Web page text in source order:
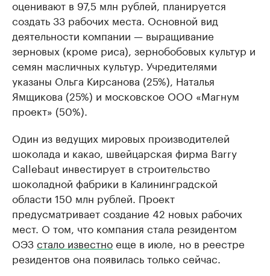
оценивают в 97,5 млн рублей, планируется
создать 33 рабочих места. Основной вид
деятельности компании — выращивание
зерновых (кроме риса), зернобобовых культур и
семян масличных культур. Учредителями
указаны Ольга Кирсанова (25%), Наталья
Ямщикова (25%) и московское ООО «Магнум
проект» (50%).
Один из ведущих мировых производителей
шоколада и какао, швейцарская фирма Barry
Callebaut инвестирует в строительство
шоколадной фабрики в Калининградской
области 150 млн рублей. Проект
предусматривает создание 42 новых рабочих
мест. О том, что компания стала резидентом
ОЭЗстало известноеще в июле, но в реестре
резидентов она появилась только сейчас.